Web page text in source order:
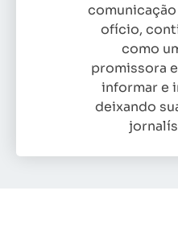
ofício,
como
promissora
informar e
deixando